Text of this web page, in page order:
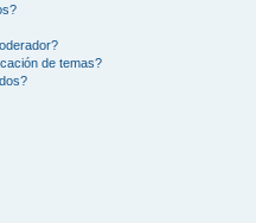
de temas?